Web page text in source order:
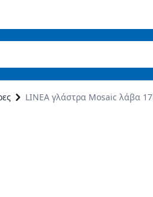
LINEA γλάστρα Mosaic λάβα